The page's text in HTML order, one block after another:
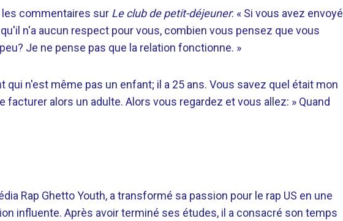
commentaires sur Le club de petit-déjeuner: « Si vous avez envoyé
n'a aucun respect pour vous, combien vous pensez que vous
Je ne pense pas que la relation fonctionne. »
qui n'est même pas un enfant; il a 25 ans. Vous savez quel était mon
facturer alors un adulte. Alors vous regardez et vous allez: » Quand
Rap Ghetto Youth, a transformé sa passion pour le rap US en une
influente. Après avoir terminé ses études, il a consacré son temps